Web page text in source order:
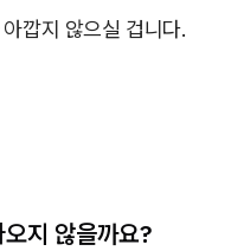
깝지 않으실 겁니다.
지 않을까요?